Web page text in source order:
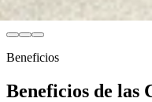
Beneficios
Beneficios de las